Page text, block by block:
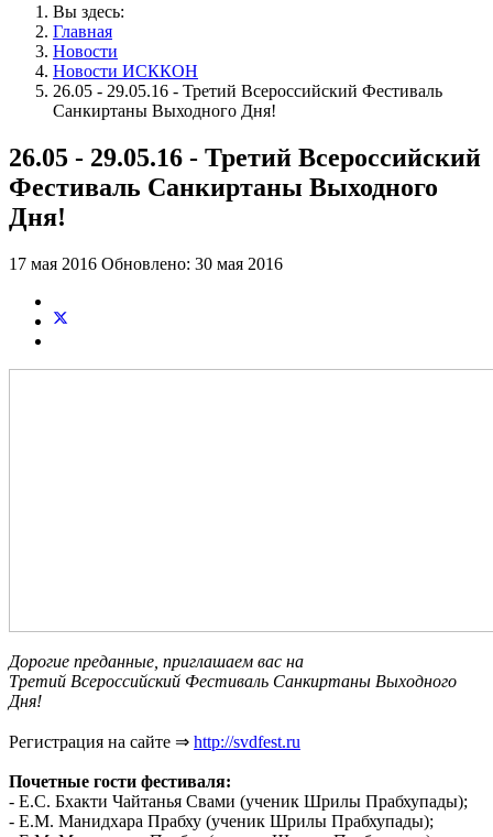
Вы здесь:
Главная
Новости
Новости ИСККОН
26.05 - 29.05.16 - Третий Всероссийский Фестиваль
Санкиртаны Выходного Дня!
26.05 - 29.05.16 - Третий Всероссийский
Фестиваль Санкиртаны Выходного
Дня!
17 мая 2016 Обновлено: 30 мая 2016
Дорогие преданные, приглашаем вас на
Третий Всероссийский Фестиваль Санкиртаны Выходного
Дня!
Регистрация на сайте ⇒ http://svdfest.ru
Почетные гости фестиваля:
- Е.С. Бхакти Чайтанья Свами (ученик Шрилы Прабхупады);
- Е.М. Манидхара Прабху (ученик Шрилы Прабхупады);